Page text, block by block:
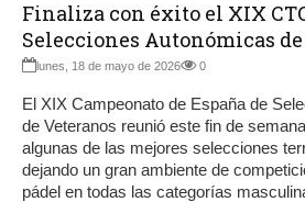
Finaliza con éxito el XIX
Selecciones Autonómicas
lunes, 18 de mayo de 2026 0
El XIX Campeonato de España de
de Veteranos reunió este fin de
algunas de las mejores selecciones
dejando un gran ambiente de
pádel en todas las categorías